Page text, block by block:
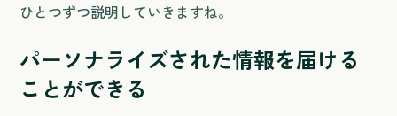
ひとつずつ説明していきますね。
パーソナライズされた情報を届ける
ことができる